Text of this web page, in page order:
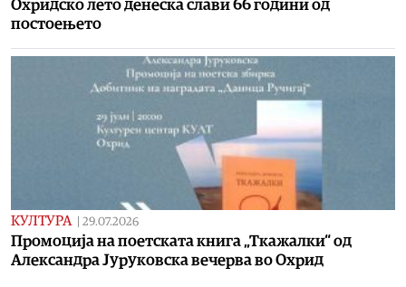
Охридско лето денеска слави 66 години од
постоењето
КУЛТУРА 29.07.2026
Промоција на поетската книга „Ткажалки“ од
Александра Јуруковска вечерва во Охрид